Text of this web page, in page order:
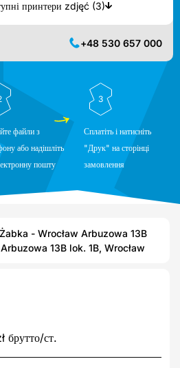
Показати найближчі доступні принтери zdjęć (3)
+48 530 657 000
файли з
або надішліть
пошту
3
Сплатіть і натисніть
"Друк" на сторінці
замовлення
Żabka - Wrocław Arbuzowa 13B
Arbuzowa 13B lok. 1B, Wrocław
брутто/ст.